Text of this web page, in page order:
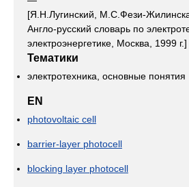
[Я.Н.Лугинский, М.С.Фези-
Англо-русский словарь по
электроэнергетике, Москва, 1999 г.]
Тематики
электротехника, основные понятия
EN
photovoltaic cell
barrier-layer photocell
blocking layer photocell